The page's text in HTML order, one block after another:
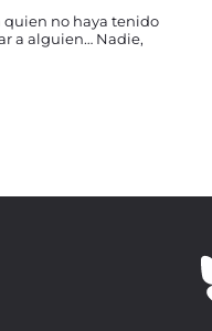
quien no haya tenido
a alguien… Nadie,